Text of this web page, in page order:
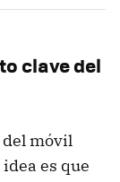
clave del
del móvil
es que